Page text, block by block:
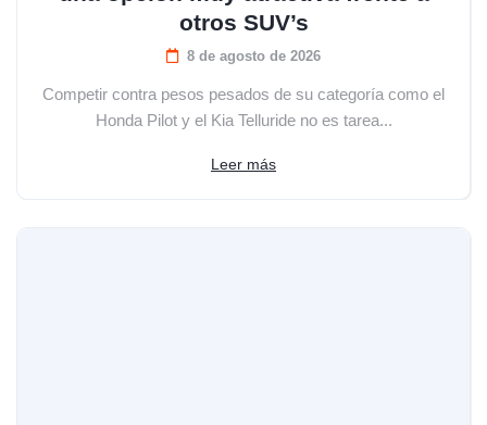
otros SUV’s
8 de agosto de 2026
Competir contra pesos pesados de su categoría como el
Honda Pilot y el Kia Telluride no es tarea...
Leer más